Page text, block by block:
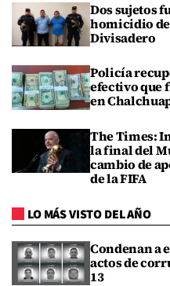
Dos sujetos
homicidio de
Divisadero
Policía
efectivo que
en
The Times:
la final del
cambio de
de la FIFA
LO MÁS VISTO DEL AÑO
Condenan a
actos de
13